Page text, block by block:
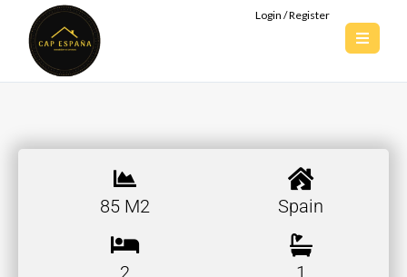
Login / Register
85 M2 Spain
2 1